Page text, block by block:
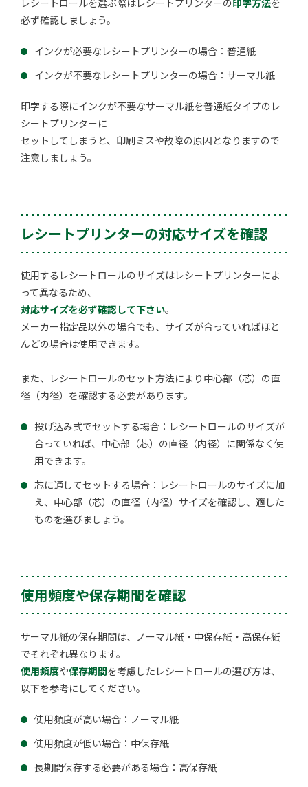
必ず確認しましょう。
インクが必要なレシートプリンターの場合：普通紙
インクが不要なレシートプリンターの場合：サーマル紙
印字する際にインクが不要なサーマル紙を普通紙タイプのレ
シートプリンターに
セットしてしまうと、印刷ミスや故障の原因となりますので
注意しましょう。
レシートプリンターの対応サイズを確認
使用するレシートロールのサイズはレシートプリンターによ
って異なるため、
対応サイズを必ず確認して下さい。
メーカー指定品以外の場合でも、サイズが合っていればほと
んどの場合は使用できます。
また、レシートロールのセット方法により中心部（芯）の直
径（内径）を確認する必要があります。
投げ込み式でセットする場合：レシートロールのサイズが
合っていれば、中心部（芯）の直径（内径）に関係なく使
用できます。
芯に通してセットする場合：レシートロールのサイズに加
え、中心部（芯）の直径（内径）サイズを確認し、適した
ものを選びましょう。
使用頻度や保存期間を確認
サーマル紙の保存期間は、ノーマル紙・中保存紙・高保存紙
でそれぞれ異なります。
使用頻度や保存期間を考慮したレシートロールの選び方は、
以下を参考にしてください。
使用頻度が高い場合：ノーマル紙
使用頻度が低い場合：中保存紙
長期間保存する必要がある場合：高保存紙